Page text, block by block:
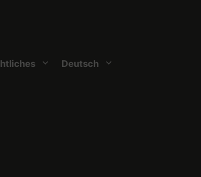
Deutsch